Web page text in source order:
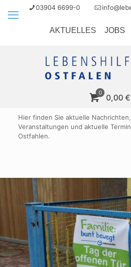
03904 6699-0
AKTUELLES JOBS
0 0,00 €
Hier finden Sie aktuelle
Veranstaltungen und aktuelle
Ostfahlen.